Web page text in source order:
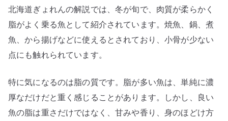
北海道ぎょれんの解説では、冬が旬で、肉質が柔らかく
脂がよく乗る魚として紹介されています。焼魚、鍋、煮
魚、から揚げなどに使えるとされており、小骨が少ない
点にも触れられています。
特に気になるのは脂の質です。脂が多い魚は、単純に濃
厚なだけだと重く感じることがあります。しかし、良い
魚の脂は重さだけではなく、甘みや香り、身のほどけ方